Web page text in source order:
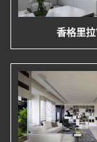
香格里